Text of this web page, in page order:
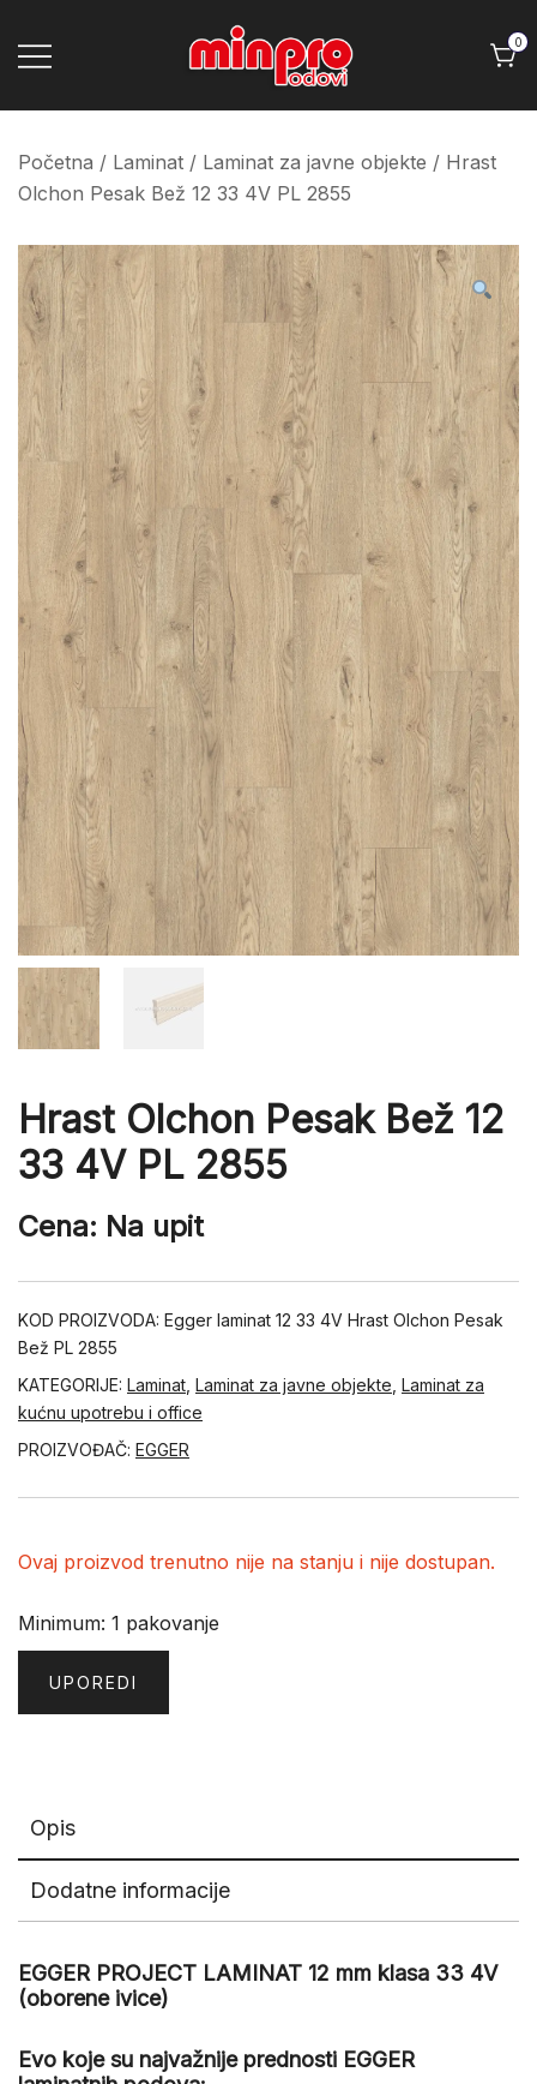
Minpro podovi
0
Početna / Laminat / Laminat za javne objekte / Hrast
Olchon Pesak Bež 12 33 4V PL 2855
Hrast Olchon Pesak Bež 12
33 4V PL 2855
Cena: Na upit
KOD PROIZVODA: Egger laminat 12 33 4V Hrast Olchon Pesak
Bež PL 2855
KATEGORIJE: Laminat Laminat za javne objekte Laminat za
kućnu upotrebu i office
PROIZVOĐAČ: EGGER
Ovaj proizvod trenutno nije na stanju i nije dostupan.
Minimum: 1 pakovanje
UPOREDI
Opis
Dodatne informacije
EGGER PROJECT LAMINAT 12 mm klasa 33 4V
(oborene ivice)
Evo koje su najvažnije prednosti EGGER